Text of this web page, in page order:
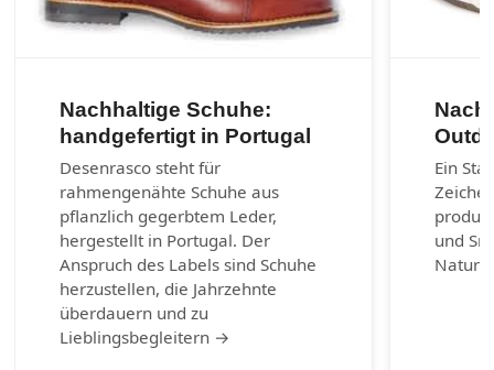
Nachhaltige Schuhe:
handgefertigt in Portugal
Desenrasco steht für
rahmengenähte Schuhe aus
pflanzlich gegerbtem Leder,
hergestellt in Portugal. Der
Anspruch des Labels sind Schuhe
herzustellen, die Jahrzehnte
überdauern und zu
Lieblingsbegleitern →
Ein
und